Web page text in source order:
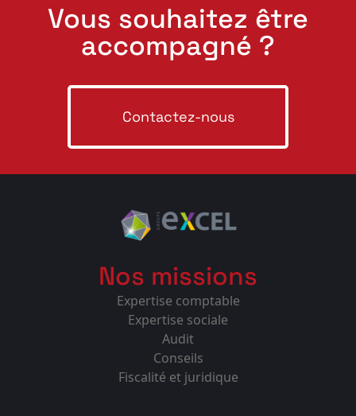
Vous souhaitez être
accompagné ?
Contactez-nous
Nos missions
Expertise comptable
Expertise sociale
Audit
Conseils
Fiscalité et juridique